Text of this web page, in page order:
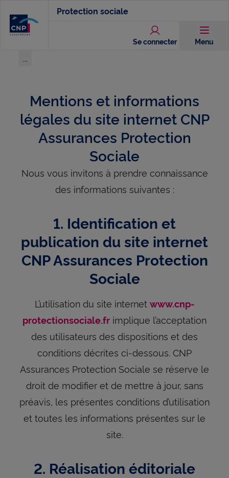
contenu
Protection sociale
Se connecter Menu
...
Mentions et informations
légales du site internet CNP
Assurances Protection
Sociale
Nous vous invitons à prendre connaissance
des informations suivantes :
1. Identification et
publication du site internet
CNP Assurances Protection
Sociale
L’utilisation du site internet www.cnp-
protectionsociale.fr implique l’acceptation
des utilisateurs des dispositions et des
conditions décrites ci-dessous. CNP
Assurances Protection Sociale se réserve le
droit de modifier et de mettre à jour, sans
préavis, les présentes conditions d’utilisation
et toutes les informations présentes sur le
site.
2. Réalisation éditoriale